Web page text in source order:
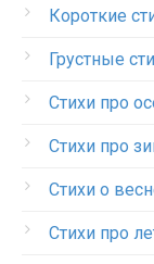
Короткие
Грустные
Стихи про
Стихи про
Стихи о
Стихи про